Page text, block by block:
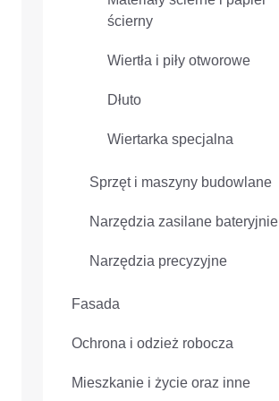
ścierny
Wiertła i piły otworowe
Dłuto
Wiertarka specjalna
Sprzęt i maszyny budowlane
Narzędzia zasilane bateryjnie
Narzędzia precyzyjne
Fasada
Ochrona i odzież robocza
Mieszkanie i życie oraz inne